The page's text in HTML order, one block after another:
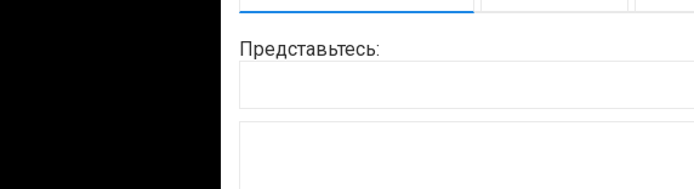
Представьтесь: